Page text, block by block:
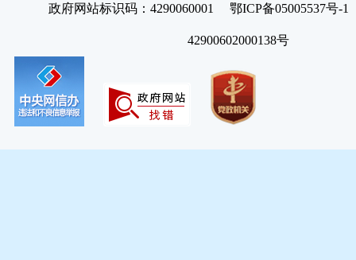
政府网站标识码：4290060001 鄂ICP备05005537号
42900602000138号